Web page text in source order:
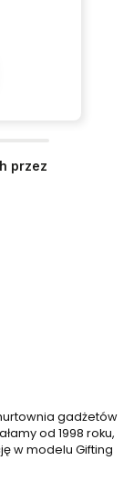
przez
gadżetów
od 1998 roku,
w modelu Gifting